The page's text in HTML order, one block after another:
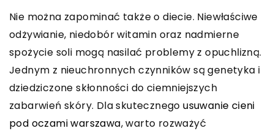
Nie można zapominać także o diecie. Niewłaściwe
odżywianie, niedobór witamin oraz nadmierne
spożycie soli mogą nasilać problemy z opuchlizną.
Jednym z nieuchronnych czynników są genetyka i
dziedziczone skłonności do ciemniejszych
zabarwień skóry. Dla skutecznegousuwanie cieni
pod oczami warszawa, warto rozważyć